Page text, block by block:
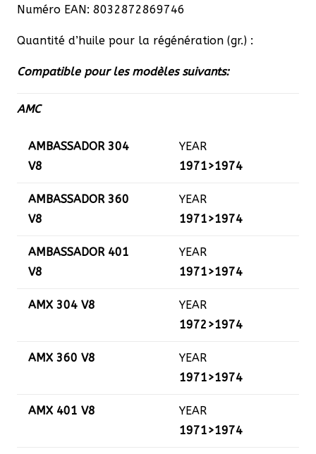
Numéro EAN: 8032872869746
Quantité d’huile pour la régénération (gr.) :
Compatible pour les modèles suivants:
AMC
AMBASSADOR 304
V8
YEAR
1971>1974
AMBASSADOR 360
V8
YEAR
1971>1974
AMBASSADOR 401
V8
YEAR
1971>1974
AMX 304 V8
YEAR
1972>1974
AMX 360 V8
YEAR
1971>1974
AMX 401 V8
YEAR
1971>1974